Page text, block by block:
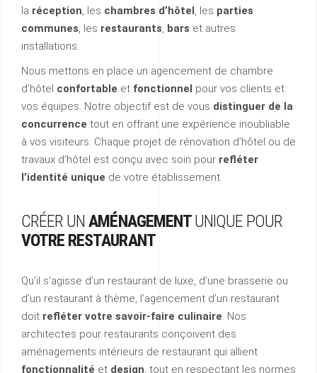
la réception, les chambres d’hôtel, les parties
communes, les restaurants, bars et autres
installations.
Nous mettons en place un agencement de chambre
d’hôtel confortable et fonctionnel pour vos clients et
vos équipes. Notre objectif est de vous distinguer de la
concurrence tout en offrant une expérience inoubliable
à vos visiteurs. Chaque projet de rénovation d’hôtel ou de
travaux d’hôtel est conçu avec soin pour refléter
l’identité unique de votre établissement.
CRÉER UN AMÉNAGEMENT UNIQUE POUR
VOTRE RESTAURANT
Qu’il s’agisse d’un restaurant de luxe, d’une brasserie ou
d’un restaurant à thème, l’agencement d’un restaurant
doit refléter votre savoir-faire culinaire. Nos
architectes pour restaurants conçoivent des
aménagements intérieurs de restaurant qui allient
fonctionnalité et design, tout en respectant les normes